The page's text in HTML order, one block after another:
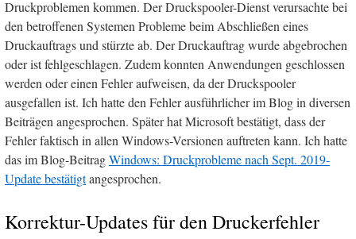
Druckproblemen kommen. Der Druckspooler-Dienst verursachte bei
den betroffenen Systemen Probleme beim Abschließen eines
Druckauftrags und stürzte ab. Der Druckauftrag wurde abgebrochen
oder ist fehlgeschlagen. Zudem konnten Anwendungen geschlossen
werden oder einen Fehler aufweisen, da der Druckspooler
ausgefallen ist. Ich hatte den Fehler ausführlicher im Blog in diversen
Beiträgen angesprochen. Später hat Microsoft bestätigt, dass der
Fehler faktisch in allen Windows-Versionen auftreten kann. Ich hatte
das im Blog-BeitragWindows: Druckprobleme nach Sept. 2019-
Update bestätigtangesprochen.
Korrektur-Updates für den Druckerfehler